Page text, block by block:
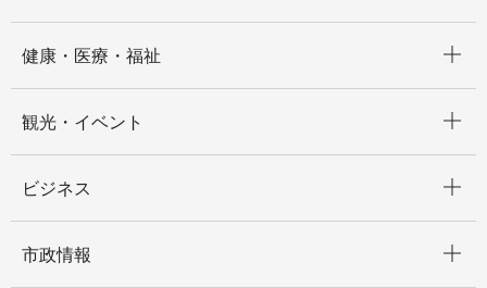
健康・医療・福祉
観光・イベント
ビジネス
市政情報